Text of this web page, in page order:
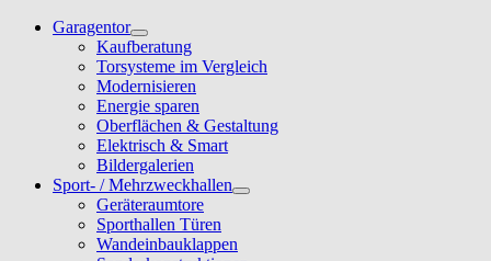
Garagentor
Kaufberatung
Torsysteme im Vergleich
Modernisieren
Energie sparen
Oberflächen & Gestaltung
Elektrisch & Smart
Bildergalerien
Sport- / Mehrzweckhallen
Geräteraumtore
Sporthallen Türen
Wandeinbauklappen